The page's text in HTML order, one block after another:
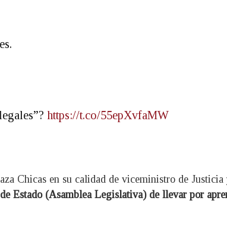
https://t.co/55epXvfaMW
Chicas en su calidad de viceministro de
Estado (Asamblea Legislativa) de llevar por